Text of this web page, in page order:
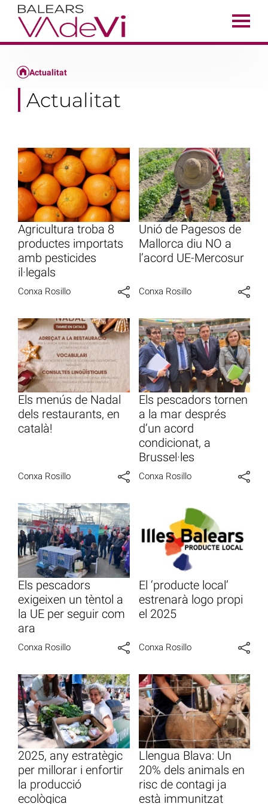
Actualitat
Actualitat
Agricultura troba 8
productes importats
amb pesticides
il·legals
Conxa Rosillo
Unió de Pagesos de
Mallorca diu NO a
l’acord UE-Mercosur
Conxa Rosillo
Els menús de Nadal
dels restaurants, en
català!
Conxa Rosillo
Els pescadors tornen
a la mar després
d’un acord
condicionat, a
Brussel·les
Conxa Rosillo
Els pescadors
exigeixen un tèntol a
la UE per seguir com
ara
Conxa Rosillo
El ‘producte local’
estrenarà logo propi
el 2025
Conxa Rosillo
2025, any estratègic
per millorar i enfortir
la producció
ecològica
Llengua Blava: Un
20% dels animals en
risc de contagi ja
està immunitzat